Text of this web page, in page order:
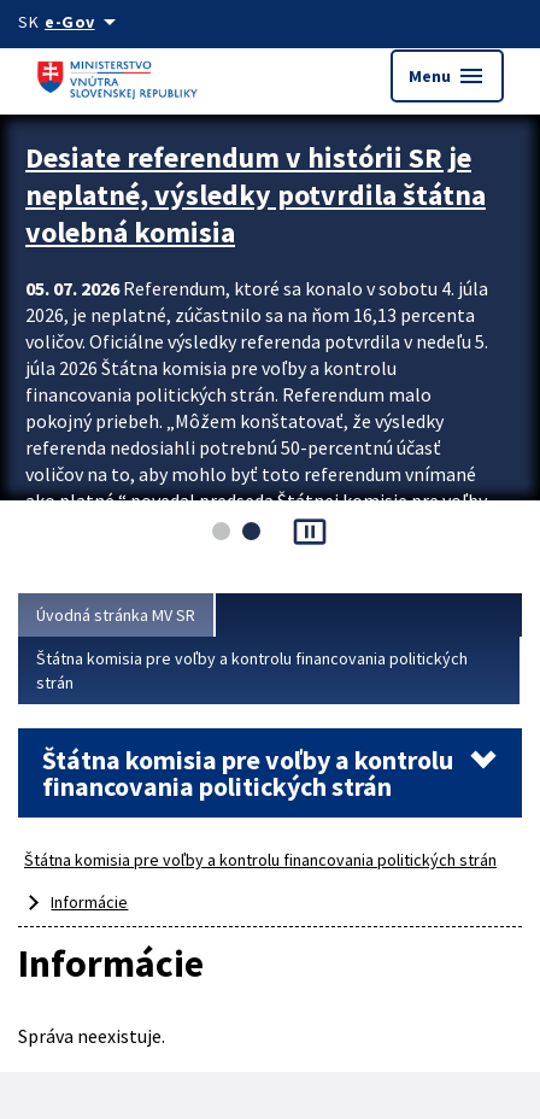
Preskocit na hlavný obsah
SK e-Govarrow_drop_down
Menu menu
Zastavit automatický posun upútavok
Desiate referendum v histórii SR je
neplatné, výsledky potvrdila štátna
volebná komisia
05. 07. 2026Referendum, ktoré sa konalo v sobotu 4. júla
2026, je neplatné, zúčastnilo sa na ňom 16,13 percenta
voličov. Oficiálne výsledky referenda potvrdila v nedeľu 5.
júla 2026 Štátna komisia pre voľby a kontrolu
financovania politických strán. Referendum malo
pokojný priebeh. „Môžem konštatovať, že výsledky
referenda nedosiahli potrebnú 50-percentnú účasť
voličov na to, aby mohlo byť toto referendum vnímané
ako platné,“ povedal predseda Štátnej komisie pre voľby
a kontrolu financovania politických...
pause_presentation
Úvodná stránka MV SR
Štátna komisia pre voľby a kontrolu financovania politických
strán
Štátna komisia pre voľby a kontrolu
financovania politických strán
Štátna komisia pre voľby a kontrolu financovania politických strán
Informácie
Informácie
Správa neexistuje.